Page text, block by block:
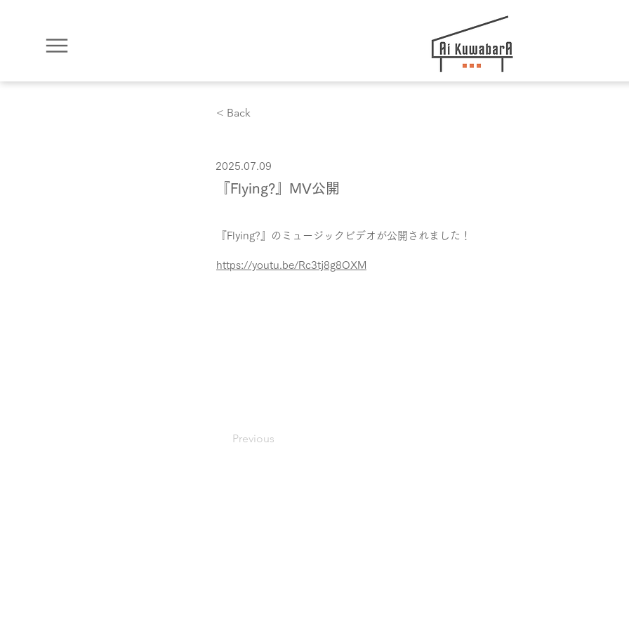
< Back
2025.07.09
『Flying?』MV公開
『Flying?』のミュージックビデオが公開されました！
https://youtu.be/Rc3tj8g8OXM
Previous